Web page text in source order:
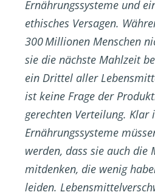
Ernährungssysteme und
ethisches Versagen.
300 Millionen Menschen
sie die nächste Mahlzeit
ein Drittel aller
ist keine Frage der
gerechten Verteilung. Klar
Ernährungssysteme
werden, dass sie auch die
mitdenken, die wenig
leiden.